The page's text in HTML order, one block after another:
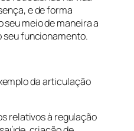
e de forma
meio de maneira a
seu funcionamento.
da articulação
relativos à regulação